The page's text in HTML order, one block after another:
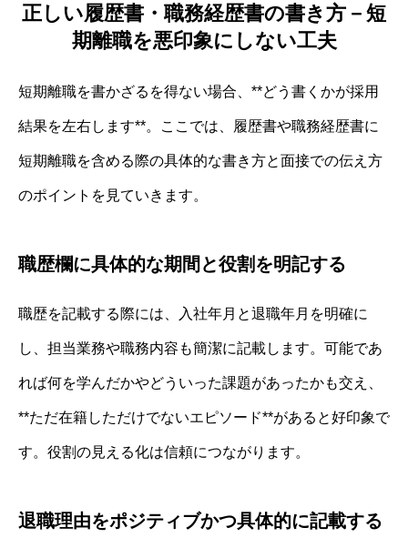
正しい履歴書・職務経歴書の書き方－短
期離職を悪印象にしない工夫
短期離職を書かざるを得ない場合、**どう書くかが採用
結果を左右します**。ここでは、履歴書や職務経歴書に
短期離職を含める際の具体的な書き方と面接での伝え方
のポイントを見ていきます。
職歴欄に具体的な期間と役割を明記する
職歴を記載する際には、入社年月と退職年月を明確に
し、担当業務や職務内容も簡潔に記載します。可能であ
れば何を学んだかやどういった課題があったかも交え、
**ただ在籍しただけでないエピソード**があると好印象で
す。役割の見える化は信頼につながります。
退職理由をポジティブかつ具体的に記載する